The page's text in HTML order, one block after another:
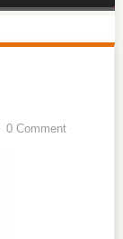
0 Comment